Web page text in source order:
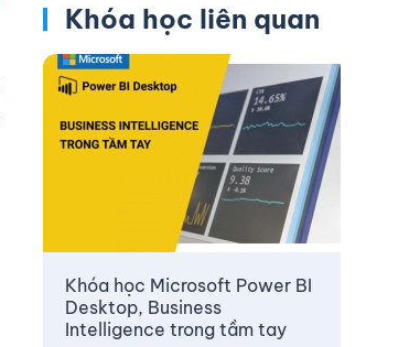
Khóa học liên quan
Khóa học Microsoft Power BI
Desktop, Business
Intelligence trong tầm tay